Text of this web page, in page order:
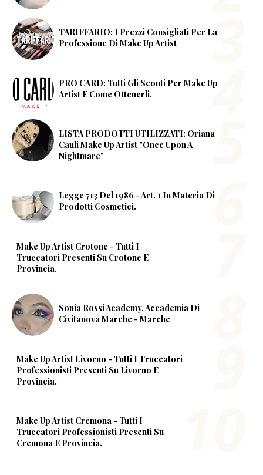
TARIFFARIO: I Prezzi Consigliati Per La
Professione Di Make Up Artist
PRO CARD: Tutti Gli Sconti Per Make Up
Artist E Come Ottenerli.
LISTA PRODOTTI UTILIZZATI: Oriana
Cauli Make Up Artist "Once Upon A
Nightmare"
Legge 713 Del 1986 - Art. 1 In Materia Di
Prodotti Cosmetici.
Make Up Artist Crotone - Tutti I
Truccatori Presenti Su Crotone E
Provincia.
Sonia Rossi Academy, Accademia Di
Civitanova Marche - Marche
Make Up Artist Livorno - Tutti I Truccatori
Professionisti Presenti Su Livorno E
Provincia.
Make Up Artist Cremona - Tutti I
Truccatori Professionisti Presenti Su
Cremona E Provincia.